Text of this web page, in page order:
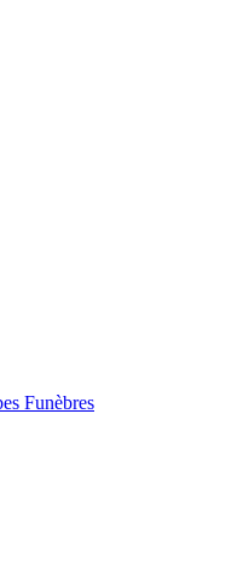
Funèbres